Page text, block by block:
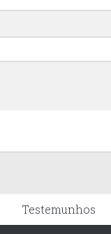
Testemunhos